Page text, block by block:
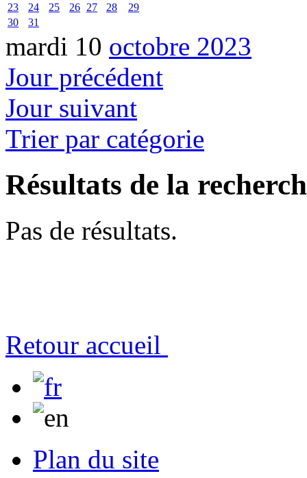
23
24 25 26 27 28
29
30
31
mardi 10 octobre 2023
Jour précédent
Jour suivant
Trier par catégorie
Résultats de la
Pas de résultats.
Retour accueil
Plan du site